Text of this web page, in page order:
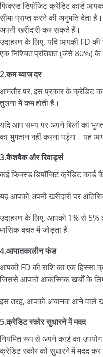
फिक्स्ड डिपॉजिट क्रेडिट कार्ड
सीमा प्राप्त करने की अनुमति देता
अपनी खरीदारी कर सकते हैं।
उदाहरण के लिए, यदि आपकी FD
एक निश्चित प्रतिशत (जैसे 80%) के
2.कम ब्याज दर
आमतौर पर, इस प्रकार के क्रेडिट
तुलना में कम होती हैं।
यदि आप समय पर अपने बिलों का
का भुगतान नहीं करना पड़ेगा। यह
3.कैशबैक और रिवार्ड्स
कई फिक्स्ड डिपॉजिट क्रेडिट
यह आपको अपनी खरीदारी पर
उदाहरण के लिए, आपको 1% से
मासिक बचत में जोड़ता है।
4.आपातकालीन फंड
आपकी FD की राशि का एक हिस्सा
जिससे आपको आकस्मिक खर्चों के लिए
इस तरह, आपको अचानक आने वाले
5.क्रेडिट स्कोर सुधारने में मदद
नियमित रूप से अपने कार्ड का
क्रेडिट स्कोर को सुधारने में मदद